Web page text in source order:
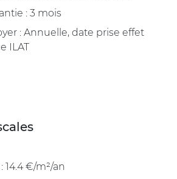
: 3 mois
: Annuelle, date prise effet
ILAT
14.4 €/m²/an